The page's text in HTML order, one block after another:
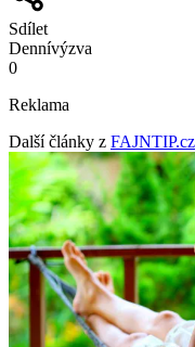
Sdílet
Dennívýzva
0
Reklama
Další články z FAJNTIP.cz